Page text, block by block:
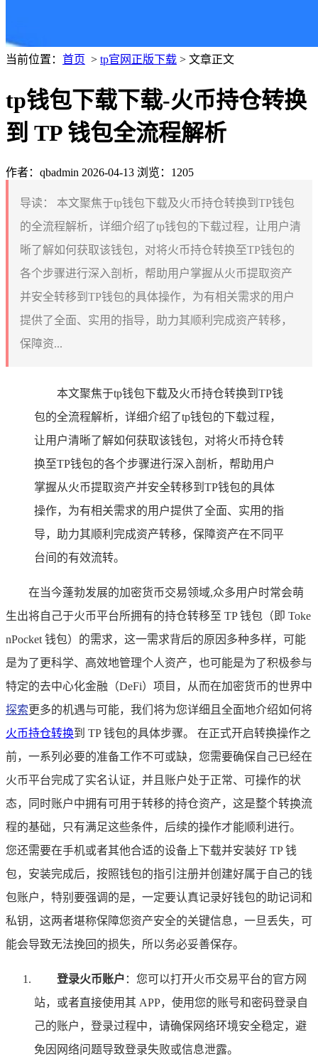
当前位置： 首页 > tp官网正版下载 > 文章正文
tp钱包下载下载-火币持仓转换
到 TP 钱包全流程解析
作者：qbadmin 2026-04-13 浏览：1205
导读：
本文聚焦于tp钱包下载及火币持仓转换到TP钱包
的全流程解析，详细介绍了tp钱包的下载过程，让用户清
晰了解如何获取该钱包，对将火币持仓转换至TP钱包的
各个步骤进行深入剖析，帮助用户掌握从火币提取资产
并安全转移到TP钱包的具体操作，为有相关需求的用户
提供了全面、实用的指导，助力其顺利完成资产转移，
保障资...
本文聚焦于tp钱包下载及火币持仓转换到TP钱
包的全流程解析，详细介绍了tp钱包的下载过程，
让用户清晰了解如何获取该钱包，对将火币持仓转
换至TP钱包的各个步骤进行深入剖析，帮助用户
掌握从火币提取资产并安全转移到TP钱包的具体
操作，为有相关需求的用户提供了全面、实用的指
导，助力其顺利完成资产转移，保障资产在不同平
台间的有效流转。
在当今蓬勃发展的加密货币交易领域,众多用户时常会萌
生出将自己于火币平台所拥有的持仓转移至 TP 钱包（即 Toke
nPocket 钱包）的需求，这一需求背后的原因多种多样，可能
是为了更科学、高效地管理个人资产，也可能是为了积极参与
特定的去中心化金融（DeFi）项目，从而在加密货币的世界中
探索更多的机遇与可能，我们将为您详细且全面地介绍如何将
火币持仓转换到 TP 钱包的具体步骤。 在正式开启转换操作之
前，一系列必要的准备工作不可或缺，您需要确保自己已经在
火币平台完成了实名认证，并且账户处于正常、可操作的状
态，同时账户中拥有可用于转移的持仓资产，这是整个转换流
程的基础，只有满足这些条件，后续的操作才能顺利进行。
您还需要在手机或者其他合适的设备上下载并安装好 TP 钱
包，安装完成后，按照钱包的指引注册并创建好属于自己的钱
包账户，特别要强调的是，一定要认真记录好钱包的助记词和
私钥，这两者堪称保障您资产安全的关键信息，一旦丢失，可
能会导致无法挽回的损失，所以务必妥善保存。
登录火币账户 ：您可以打开火币交易平台的官方网
站，或者直接使用其 APP，使用您的账号和密码登录自
己的账户，登录过程中，请确保网络环境安全稳定，避
免因网络问题导致登录失败或信息泄露。